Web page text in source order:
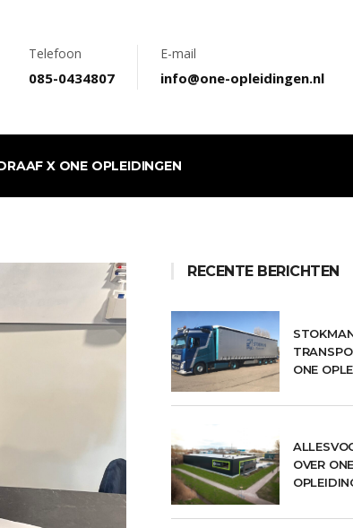
Telefoon
085-0434807
E-mail
info@one-opleidingen.nl
X ONE OPLEIDINGEN
RECENTE BERICHTEN
ONE
OVER ONE